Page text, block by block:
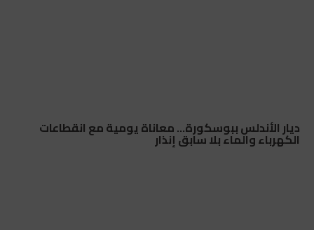
ديار الأندلس ببوسكورة… معاناة يومية مع انقطاعات
الكهرباء والماء بلا سابق إنذار